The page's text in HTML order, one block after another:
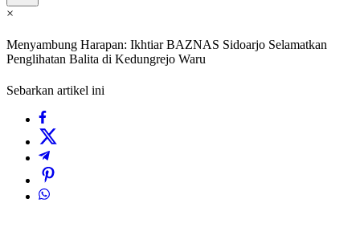
×
Menyambung Harapan: Ikhtiar BAZNAS Sidoarjo Selamatkan
Penglihatan Balita di Kedungrejo Waru
Sebarkan artikel ini